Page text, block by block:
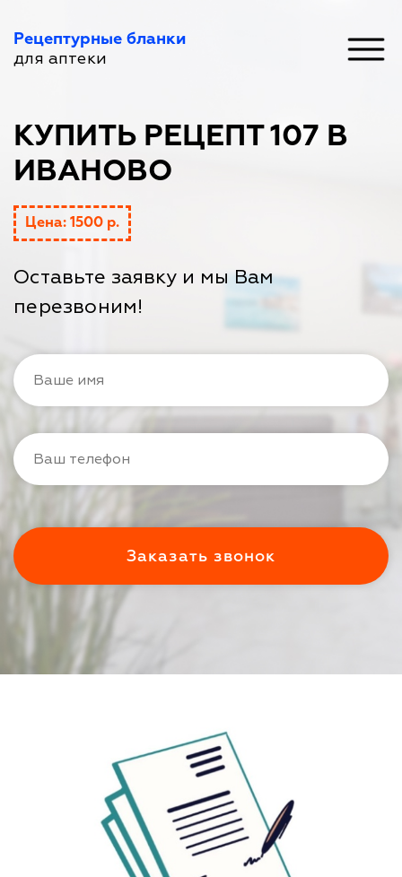
Рецептурные бланки
для аптеки
КУПИТЬ РЕЦЕПТ 107 В
ИВАНОВО
Цена: 1500 р.
Оставьте заявку и мы Вам
перезвоним!